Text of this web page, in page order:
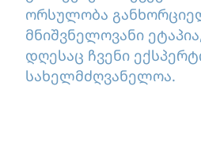
ორსულობა
მნიშვნელოვანი
დღესაც ჩვენი
სახელმძღვანელოა.